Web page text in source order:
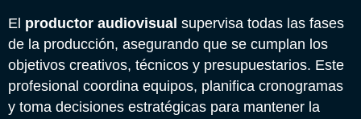
El productor audiovisual supervisa todas las fases
de la producción, asegurando que se cumplan los
objetivos creativos, técnicos y presupuestarios. Este
profesional coordina equipos, planifica cronogramas
y toma decisiones estratégicas para mantener la